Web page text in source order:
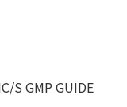
S GMP GUIDE